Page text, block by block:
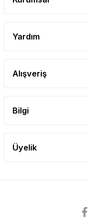
Yardım
Alışveriş
Bilgi
Üyelik